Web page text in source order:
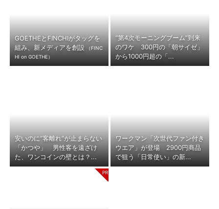
GOETHEとFINCHIがタッグを
組み、新メディアを創設
（FINC
HI on GOETHE）
“第4次モーニングブーム”到来
のワケ 300円の「朝サイゼ」
から1000円超の「...
安いのに“客離れ”が止まらない
「かつや」 男性客を遠ざけ
た、ワンコインの壁とは？...
ワークマン「次世代ファン付き
ウエア」が登場 2900円商品
で狙う「日常使い」の新...